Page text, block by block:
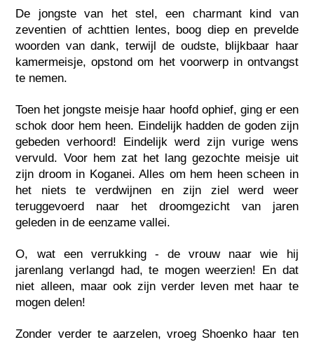
De jongste van het stel, een charmant kind van
zeventien of achttien lentes, boog diep en prevelde
woorden van dank, terwijl de oudste, blijkbaar haar
kamermeisje, opstond om het voorwerp in ontvangst
te nemen.
Toen het jongste meisje haar hoofd ophief, ging er een
schok door hem heen. Eindelijk hadden de goden zijn
gebeden verhoord! Eindelijk werd zijn vurige wens
vervuld. Voor hem zat het lang gezochte meisje uit
zijn droom in Koganei. Alles om hem heen scheen in
het niets te verdwijnen en zijn ziel werd weer
teruggevoerd naar het droomgezicht van jaren
geleden in de eenzame vallei.
O, wat een verrukking - de vrouw naar wie hij
jarenlang verlangd had, te mogen weerzien! En dat
niet alleen, maar ook zijn verder leven met haar te
mogen delen!
Zonder verder te aarzelen, vroeg Shoenko haar ten